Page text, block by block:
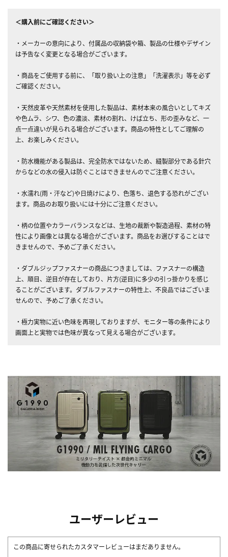
＜購入前にご確認ください＞
・メーカーの意向により、付属品の収納袋や箱、製品の仕様やデザイン
は予告なく変更となる場合がございます。
・商品をご使用する前に、「取り扱い上の注意」「洗濯表示」等を必ず
ご確認ください。
・天然皮革や天然素材を使用した製品は、素材本来の風合いとしてキズ
や色ムラ、シワ、色の濃淡、素材の割れ、けば立ち、形の歪みなど、一
点一点違いが見られる場合がございます。商品の特性としてご理解の
上、お楽しみください。
・防水機能がある製品は、完全防水ではないため、縫製部分である針穴
からなどの水の侵入は防ぐことはできませんのでご注意ください。
・水濡れ(雨・汗など)や日焼けにより、色落ち、退色する恐れがござい
ます。商品のお取り扱いには十分にご注意ください。
・柄の位置やカラーバランスなどは、生地の裁断や製造過程、素材の特
性により画像とは異なる場合がございます。商品をお選びすることはで
きませんので、予めご了承ください。
・ダブルジップファスナーの商品につきましては、ファスナーの構造
上、順目、逆目が存在しており、片方(逆目)に多少の引っ掛かりを感じ
ることがございます。ダブルファスナーの特性上、不良品ではございま
せんので、予めご了承ください。
・極力実物に近い色味を再現しておりますが、モニター等の条件により
画面上と実物では色味が異なって見える場合がございます。
ユーザーレビュー
この商品に寄せられたカスタマーレビューはまだありません。